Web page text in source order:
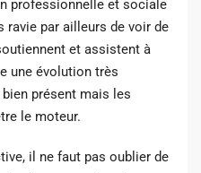
professionnelle et sociale
par ailleurs de voir de
et assistent à
une évolution très
présent mais les
le moteur.
il ne faut pas oublier de